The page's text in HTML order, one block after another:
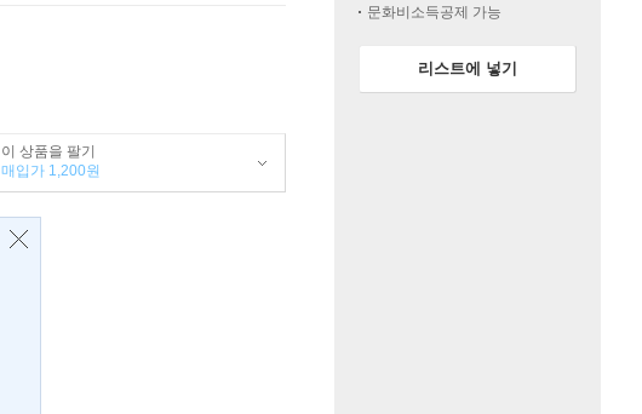
이 상품을 팔기
매입가 1,200원
문화비소득공제 가능
리스트에 넣기